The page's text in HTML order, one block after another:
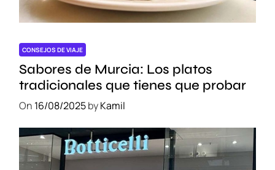
n
c
v
e
CONSEJOS DE VIAJE
Sabores de Murcia: Los platos
tradicionales que tienes que probar
On 16/08/2025byKamil